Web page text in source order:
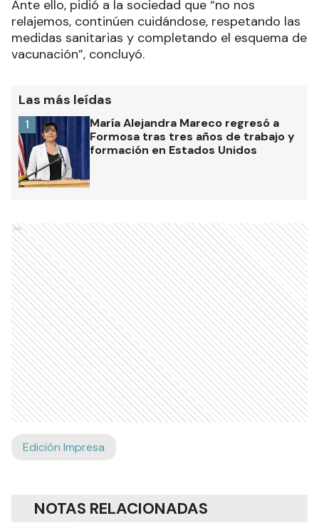
Ante ello, pidió a la sociedad que “no nos
relajemos, continúen cuidándose, respetando las
medidas sanitarias y completando el esquema de
vacunación”, concluyó.
Las más leídas
María Alejandra Mareco regresó a
Formosa tras tres años de trabajo y
formación en Estados Unidos
1
Ads
Edición Impresa
NOTAS RELACIONADAS